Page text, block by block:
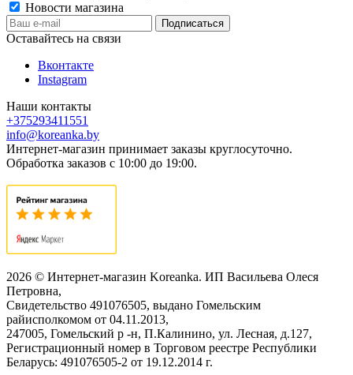
Новости магазина
Оставайтесь на связи
Вконтакте
Instagram
Наши контакты
+375293411551
info@koreanka.by
Интернет-магазин принимает заказы круглосуточно.
Обработка заказов с 10:00 до 19:00.
2026 © Интернет-магазин Koreanka. ИП Васильева Олеся
Петровна,
Свидетельство ‎491076505, выдано Гомельским
райисполкомом от 04.11.2013,
247005, Гомельский р -н, П.Калинино, ул. Лесная, д.127,
Регистрационный номер в Торговом реестре Республики
Беларусь: ‎491076505-2 от 19.12.2014 г.